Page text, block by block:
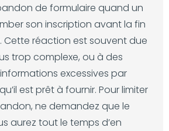
de formulaire quand un
son inscription avant la fin
Cette réaction est souvent due
trop complexe, ou à des
excessives par
est prêt à fournir. Pour limiter
ne demandez que le
aurez tout le temps d’en